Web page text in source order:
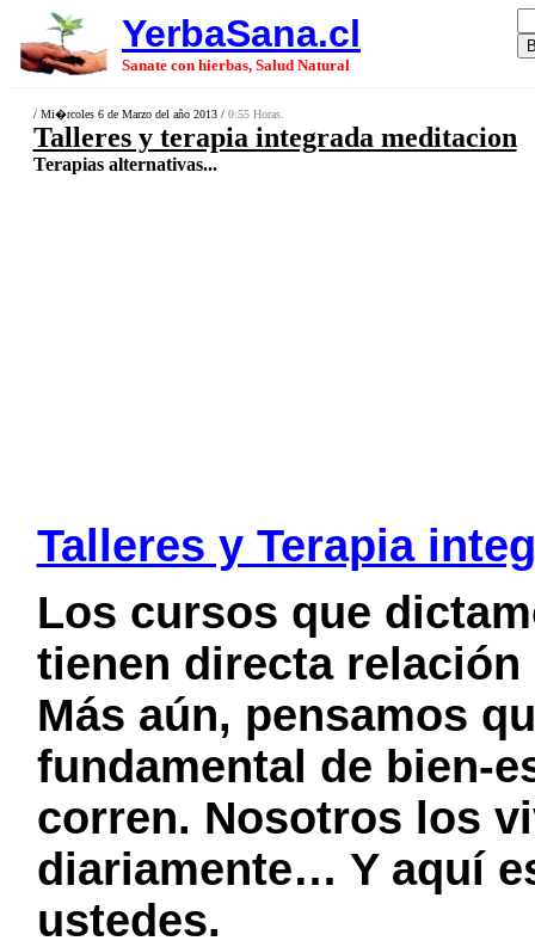
YerbaSana.cl
Sanate con hierbas, Salud Natural
/ Mi�rcoles 6 de Marzo del año 2013 / 0:55 Horas.
Talleres y terapia integrada meditacion
Terapias alternativas...
Talleres y Terapia
Los cursos que
tienen directa
Más aún, pensamos
fundamental de bien-
corren. Nosotros los
diariamente… Y aquí
ustedes.